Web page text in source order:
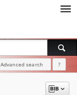
Advanced search ?